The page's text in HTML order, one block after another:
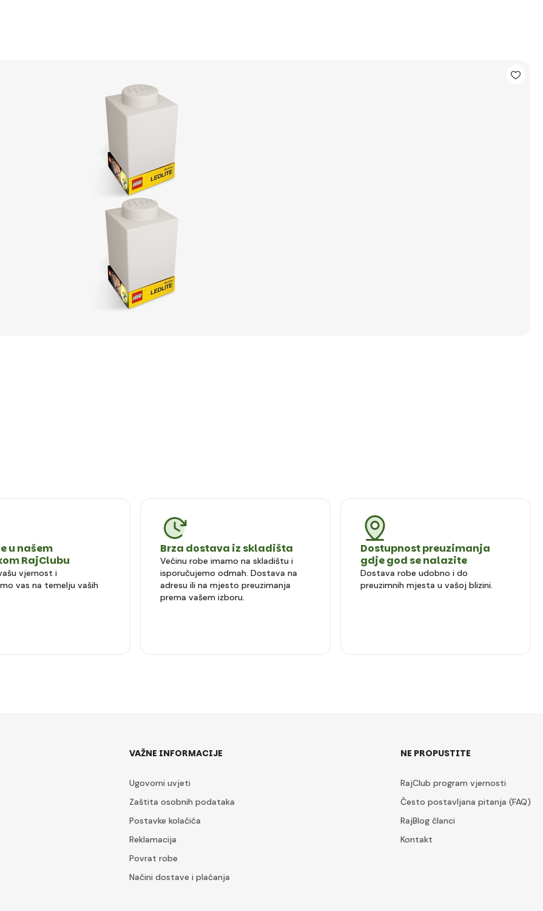
u našem
RajClubu
vjernost i
vas na temelju vaših
Brza dostava iz skladišta
Većinu robe imamo na skladištu i
isporučujemo odmah. Dostava na
adresu ili na mjesto preuzimanja
prema vašem izboru.
Dostupnost preuzimanja
gdje god se nalazite
Dostava robe udobno i do
preuzimnih mjesta u vašoj blizini.
VAŽNE INFORMACIJE
Ugovorni uvjeti
Zaštita osobnih podataka
Postavke kolačića
Reklamacija
Povrat robe
Načini dostave i plaćanja
NE PROPUSTITE
RajClub program vjernosti
Često postavljana pitanja (FAQ)
RajBlog članci
Kontakt